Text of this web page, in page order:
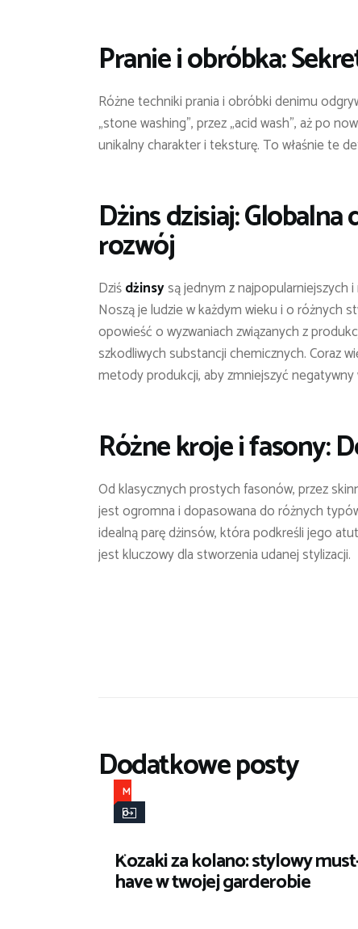
Pranie i obróbka:
Różne techniki prania i obróbki denimu
„stone washing”, przez „acid wash”, aż po
unikalny charakter i teksturę. To właśnie te
Dżins dzisiaj:
rozwój
Dziśdżinsysą jednym z najpopularniejszych
Noszą je ludzie w każdym wieku i o różnych
opowieść o wyzwaniach związanych z
szkodliwych substancji chemicznych. Coraz
metody produkcji, aby zmniejszyć negatywny
Różne kroje i fasony:
Od klasycznych prostych fasonów, przez
jest ogromna i dopasowana do różnych
idealną parę dżinsów, która podkreśli jego
jest kluczowy dla stworzenia udanej stylizacji.
Dodatkowe posty
M
o
a
i
Kozaki za kolano: stylowy
have w twojej garderobie